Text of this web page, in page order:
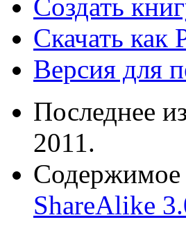
Создать
Скачать как
Версия для
Последнее
2011.
Содержимое
ShareAlike